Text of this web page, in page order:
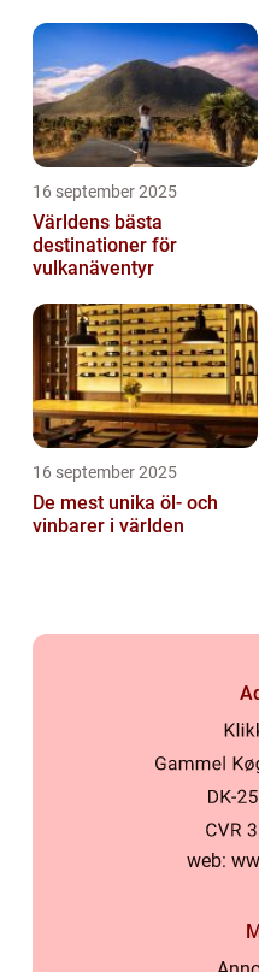
16 september 2025
Världens bästa
destinationer för
vulkanäventyr
16 september 2025
De mest unika öl- och
vinbarer i världen
web: